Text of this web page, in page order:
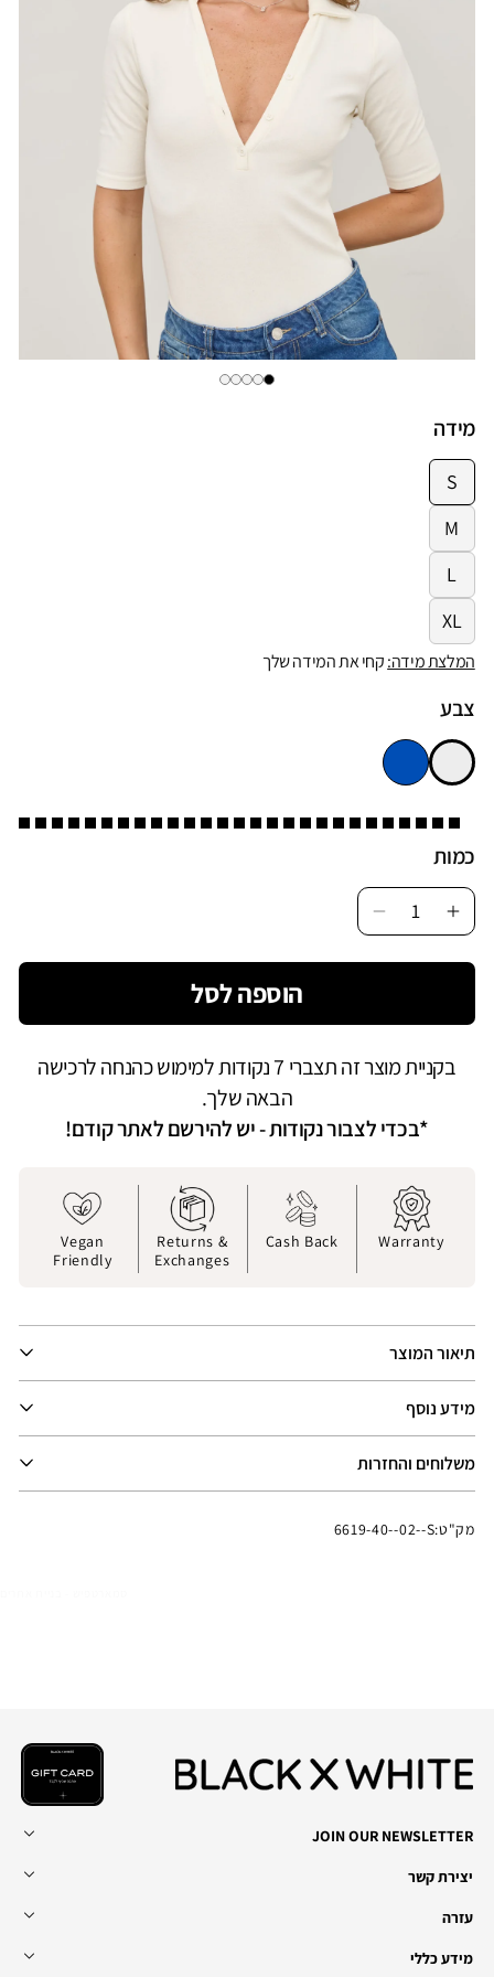
מידה
S
M
L
XL
המלצת מידה:קחי את המידה שלך
צבע
כמות
Decrease
for
|
for
גוף
|
הוספה לסל
בקניית מוצר זה תצברי 7 נקודות למימוש כהנחה לרכישה
הבאה שלך.
*בכדי לצבור נקודות - יש להירשם לאתר קודם!
Vegan
Friendly
Returns &
Exchanges
Cash Back Warranty
תיאור המוצר
מידע נוסף
משלוחים והחזרות
מק"ט:6619-40--02--S
JOIN OUR NEWSLETTER
יצירת קשר
עזרה
מידע כללי